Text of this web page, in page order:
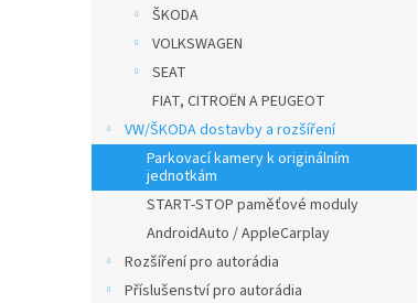
l
ŠKODA
VOLKSWAGEN
SEAT
FIAT, CITROËN A PEUGEOT
VW/ŠKODA dostavby a rozšíření
Parkovací kamery k originálním
jednotkám
START-STOP paměťové moduly
AndroidAuto / AppleCarplay
Rozšíření pro autorádia
Příslušenství pro autorádia